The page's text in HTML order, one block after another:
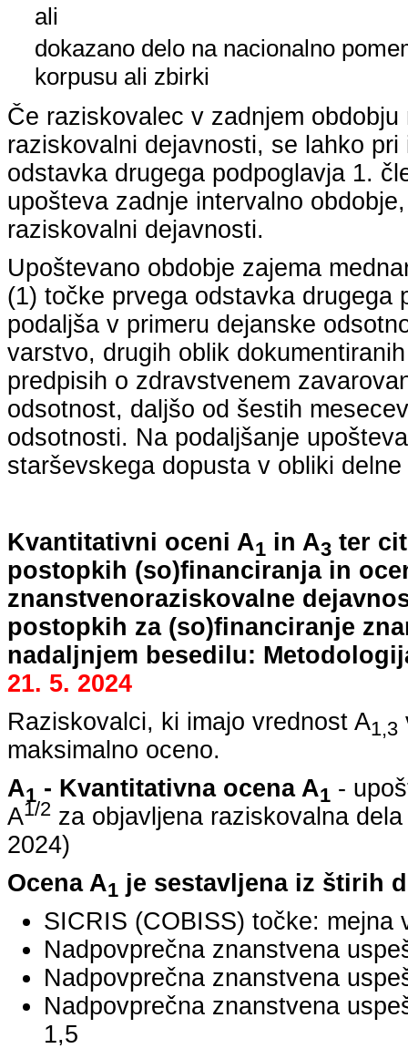
ali
dokazano delo na nacionalno
korpusu ali zbirki
Če raziskovalec v zadnjem
raziskovalni dejavnosti, se lahko
odstavka drugega podpoglavja 1.
upošteva zadnje intervalno
raziskovalni dejavnosti.
Upoštevano obdobje zajema
(1) točke prvega odstavka drugega
podaljša v primeru dejanske
varstvo, drugih oblik
predpisih o zdravstvenem
odsotnost, daljšo od šestih
odsotnosti. Na podaljšanje
starševskega dopusta v obliki
Kvantitativni oceni A1 in A3 ter
postopkih (so)financiranja in
znanstvenoraziskovalne
postopkih za (so)financiranje
nadaljnjem besedilu:
21. 5. 2024
Raziskovalci, ki imajo vrednost A1,3
maksimalno oceno.
A1 - Kvantitativna ocena A1 -
A1/2 za objavljena raziskovalna
2024)
Ocena A1 je sestavljena iz štirih
SICRIS (COBISS) točke: mejna
Nadpovprečna znanstvena
Nadpovprečna znanstvena
Nadpovprečna znanstvena
1,5